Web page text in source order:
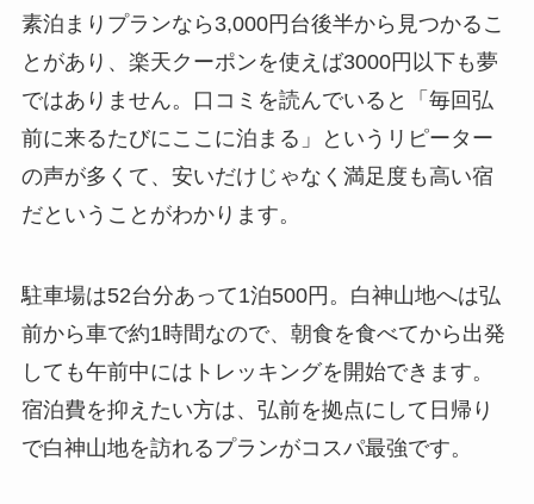
素泊まりプランなら3,000円台後半から見つかるこ
とがあり、楽天クーポンを使えば3000円以下も夢
ではありません。口コミを読んでいると「毎回弘
前に来るたびにここに泊まる」というリピーター
の声が多くて、安いだけじゃなく満足度も高い宿
だということがわかります。
駐車場は52台分あって1泊500円。白神山地へは弘
前から車で約1時間なので、朝食を食べてから出発
しても午前中にはトレッキングを開始できます。
宿泊費を抑えたい方は、弘前を拠点にして日帰り
で白神山地を訪れるプランがコスパ最強です。